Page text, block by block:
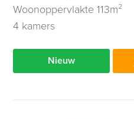
Woonoppervlakte 113m²
4 kamers
Nieuw